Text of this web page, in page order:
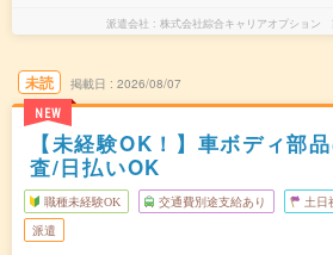
派遣会社 株式会社綜合キャリアオプション
未読
NEW
掲載日 2026/08/07
【未経験OK！】車ボディ部
査/日払いOK
職種未経験OK 交通費別途支給あり 土日
派遣